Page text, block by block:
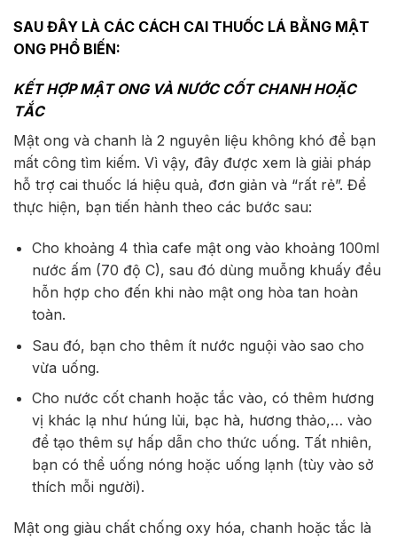
SAU ĐÂY LÀ CÁC CÁCH CAI THUỐC LÁ BẰNG MẬT
ONG PHỔ BIẾN:
KẾT HỢP MẬT ONG VÀ NƯỚC CỐT CHANH HOẶC
TẮC
Mật ong và chanh là 2 nguyên liệu không khó để bạn
mất công tìm kiếm. Vì vậy, đây được xem là giải pháp
hỗ trợ cai thuốc lá hiệu quả, đơn giản và “rất rẻ”. Để
thực hiện, bạn tiến hành theo các bước sau:
Cho khoảng 4 thìa cafe mật ong vào khoảng 100ml
nước ấm (70 độ C), sau đó dùng muỗng khuấy đều
hỗn hợp cho đến khi nào mật ong hòa tan hoàn
toàn.
Sau đó, bạn cho thêm ít nước nguội vào sao cho
vừa uống.
Cho nước cốt chanh hoặc tắc vào, có thêm hương
vị khác lạ như húng lủi, bạc hà, hương thảo,… vào
để tạo thêm sự hấp dẫn cho thức uống. Tất nhiên,
bạn có thể uống nóng hoặc uống lạnh (tùy vào sở
thích mỗi người).
Mật ong giàu chất chống oxy hóa, chanh hoặc tắc là